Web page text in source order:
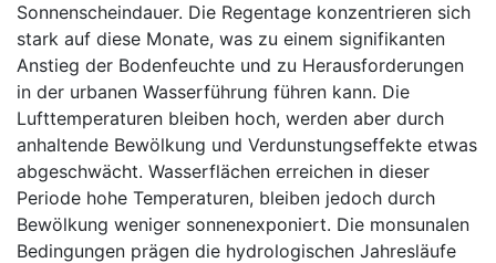
Sonnenscheindauer. Die Regentage konzentrieren sich
stark auf diese Monate, was zu einem signifikanten
Anstieg der Bodenfeuchte und zu Herausforderungen
in der urbanen Wasserführung führen kann. Die
Lufttemperaturen bleiben hoch, werden aber durch
anhaltende Bewölkung und Verdunstungseffekte etwas
abgeschwächt. Wasserflächen erreichen in dieser
Periode hohe Temperaturen, bleiben jedoch durch
Bewölkung weniger sonnenexponiert. Die monsunalen
Bedingungen prägen die hydrologischen Jahresläufe